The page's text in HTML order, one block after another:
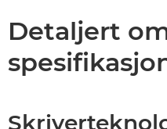
Detaljert